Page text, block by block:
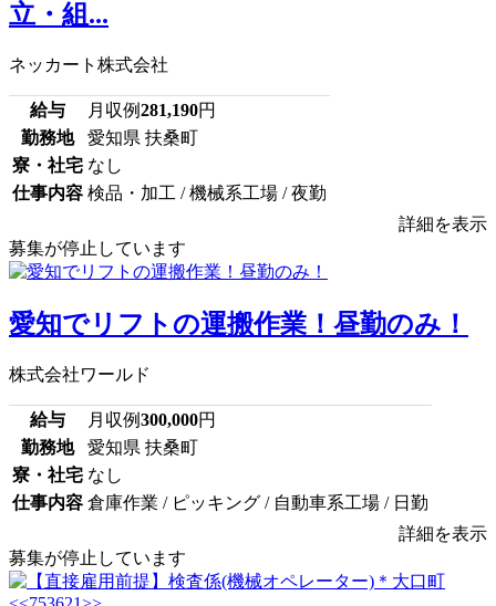
立・組...
ネッカート株式会社
給与 月収例281,190円
勤務地
愛知県 扶桑町
寮・社宅 なし
仕事内容 検品・加工 / 機械系工場 / 夜勤
詳細を表示
募集が停止しています
愛知でリフトの運搬作業！昼勤のみ！
株式会社ワールド
給与 月収例300,000円
勤務地
愛知県 扶桑町
寮・社宅 なし
仕事内容 倉庫作業 / ピッキング / 自動車系工場 / 日勤
詳細を表示
募集が停止しています